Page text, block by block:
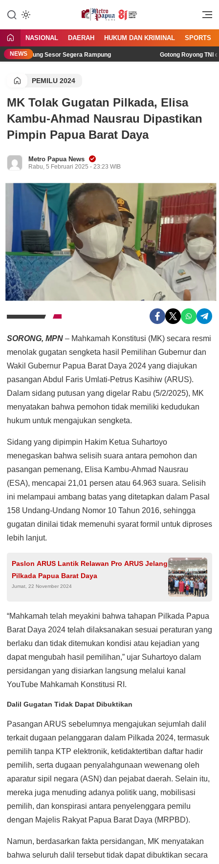
MetroPapua News
Jangan Gentar Bicara Benar
NASIONAL DAERAH HUKUM DAN KRIMINAL SPORTS
NEWS Sesor Segera Rampung Gotong Royong TNI dan
PEMILU 2024
MK Tolak Gugatan Pilkada, Elisa
Kambu-Ahmad Nausrau Dipastikan
Pimpin Papua Barat Daya
Metro Papua News
Rabu, 5 Februari 2025 - 23:23 WIB
SORONG, MPN – Mahkamah Konstitusi (MK) secara resmi
menolak gugatan sengketa hasil Pemilihan Gubernur dan
Wakil Gubernur Papua Barat Daya 2024 yang diajukan
pasangan Abdul Faris Umlati-Petrus Kasihiw (ARUS).
Dalam sidang putusan yang digelar Rabu (5/2/2025), MK
menyatakan bahwa pemohon tidak memiliki kedudukan
hukum untuk mengajukan sengketa.
Sidang yang dipimpin Hakim Ketua Suhartoyo
menegaskan bahwa selisih suara antara pemohon dan
pasangan pemenang, Elisa Kambu-Ahmad Nausrau
(ESA), mencapai 21,01 persen atau 64.963 suara. Selisih
ini melampaui ambang batas yang ditetapkan dalam Pasal
158 Undang-Undang Nomor 10 Tahun 2016, sehingga
gugatan dinilai tidak memenuhi syarat formil untuk diproses
lebih lanjut.
Paslon ARUS Lantik Relawan Pro ARUS Jelang
Pilkada Papua Barat Daya
Jumat, 22 November 2024
“Mahkamah telah meyakini bahwa tahapan Pilkada Papua
Barat Daya 2024 telah dilaksanakan sesuai peraturan yang
berlaku dan tidak ditemukan kondisi atau kejadian yang
dapat mengubah hasil pemilihan,” ujar Suhartoyo dalam
persidangan yang disiarkan langsung melalui kanal
YouTube Mahkamah Konstitusi RI.
Dalil Gugatan Tidak Dapat Dibuktikan
Pasangan ARUS sebelumnya mengajukan sejumlah dalil
terkait dugaan pelanggaran dalam Pilkada 2024, termasuk
pemilih tanpa KTP elektronik, ketidaktertiban daftar hadir
pemilih, serta dugaan penyalahgunaan wewenang oleh
aparatur sipil negara (ASN) dan pejabat daerah. Selain itu,
mereka juga menuding adanya politik uang, mobilisasi
pemilih, dan konspirasi antara penyelenggara pemilu
dengan Majelis Rakyat Papua Barat Daya (MRPBD).
Namun, berdasarkan fakta persidangan, MK menyatakan
bahwa seluruh dalil tersebut tidak dapat dibuktikan secara